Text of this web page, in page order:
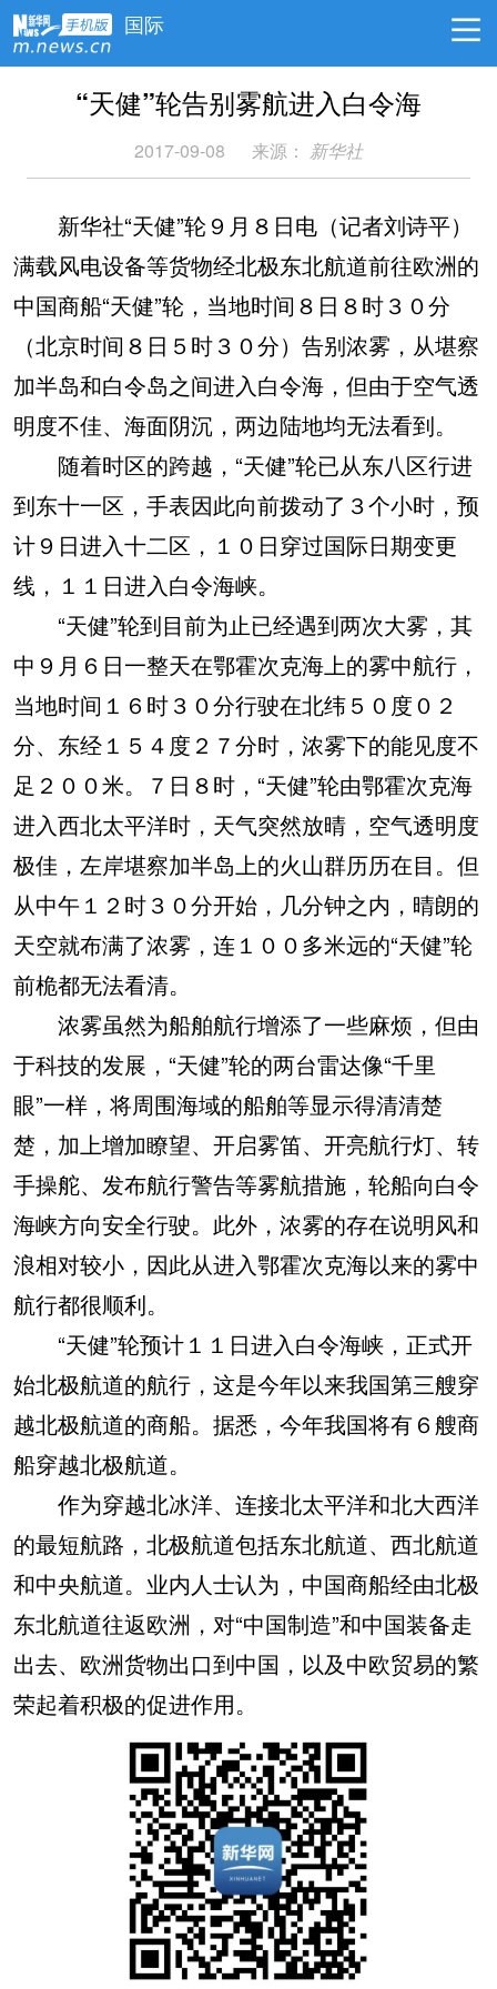
国际
“天健”轮告别雾航进入白令海
2017-09-08 来源： 新华社
新华社“天健”轮９月８日电（记者刘诗平）
满载风电设备等货物经北极东北航道前往欧洲的
中国商船“天健”轮，当地时间８日８时３０分
（北京时间８日５时３０分）告别浓雾，从堪察
加半岛和白令岛之间进入白令海，但由于空气透
明度不佳、海面阴沉，两边陆地均无法看到。
随着时区的跨越，“天健”轮已从东八区行进
到东十一区，手表因此向前拨动了３个小时，预
计９日进入十二区，１０日穿过国际日期变更
线，１１日进入白令海峡。
“天健”轮到目前为止已经遇到两次大雾，其
中９月６日一整天在鄂霍次克海上的雾中航行，
当地时间１６时３０分行驶在北纬５０度０２
分、东经１５４度２７分时，浓雾下的能见度不
足２００米。７日８时，“天健”轮由鄂霍次克海
进入西北太平洋时，天气突然放晴，空气透明度
极佳，左岸堪察加半岛上的火山群历历在目。但
从中午１２时３０分开始，几分钟之内，晴朗的
天空就布满了浓雾，连１００多米远的“天健”轮
前桅都无法看清。
浓雾虽然为船舶航行增添了一些麻烦，但由
于科技的发展，“天健”轮的两台雷达像“千里
眼”一样，将周围海域的船舶等显示得清清楚
楚，加上增加瞭望、开启雾笛、开亮航行灯、转
手操舵、发布航行警告等雾航措施，轮船向白令
海峡方向安全行驶。此外，浓雾的存在说明风和
浪相对较小，因此从进入鄂霍次克海以来的雾中
航行都很顺利。
“天健”轮预计１１日进入白令海峡，正式开
始北极航道的航行，这是今年以来我国第三艘穿
越北极航道的商船。据悉，今年我国将有６艘商
船穿越北极航道。
作为穿越北冰洋、连接北太平洋和北大西洋
的最短航路，北极航道包括东北航道、西北航道
和中央航道。业内人士认为，中国商船经由北极
东北航道往返欧洲，对“中国制造”和中国装备走
出去、欧洲货物出口到中国，以及中欧贸易的繁
荣起着积极的促进作用。